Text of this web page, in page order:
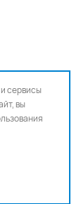
сервисы
вы